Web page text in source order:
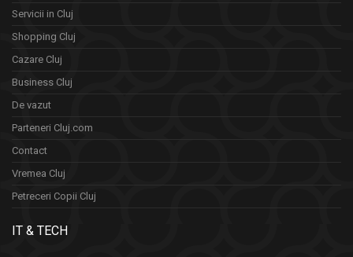
Servicii in Cluj
Shopping Cluj
Cazare Cluj
Business Cluj
De vazut
Parteneri Cluj.com
Contact
Vremea Cluj
Petreceri Copii Cluj
IT & TECH